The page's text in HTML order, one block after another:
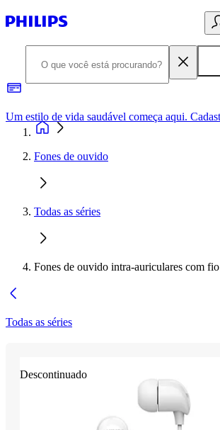
Fones de ouvido
Todas as séries
Fones de ouvido intra-auriculares com fio
Todas as séries
Descontinuado